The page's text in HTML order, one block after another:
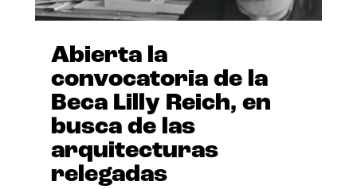
Abierta la
convocatoria de la
Beca Lilly Reich, en
busca de las
arquitecturas
relegadas